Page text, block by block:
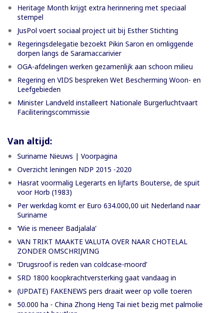
Heritage Month krijgt extra herinnering met speciaal
stempel
JusPol voert sociaal project uit bij Esther Stichting
Regeringsdelegatie bezoekt Pikin Saron en omliggende
dorpen langs de Saramaccarivier
OGA-afdelingen werken gezamenlijk aan schoon milieu
Regering en VIDS bespreken Wet Bescherming Woon- en
Leefgebieden
Minister Landveld installeert Nationale Burgerluchtvaart
Faciliteringscommissie
Van altijd:
Suriname Nieuws | Voorpagina
Overzicht leningen NDP 2015 -2020
Hasrat voormalig Legerarts en lijfarts Bouterse, de spuit
voor Horb (1983)
Per werkdag komt er Euro 634.000,00 uit Nederland naar
Suriname
‘Wie is meneer Badjalala’
VAN TRIKT MAAKTE VALUTA OVER NAAR CHOTELAL
ZONDER OMSCHRIJVING
’Drugsroof is reden van coldcase-moord’
SRD 1800 koopkrachtversterking gaat vandaag in
(UPDATE) FAKENEWS pers draait weer op volle toeren
50.000 ha - China Zhong Heng Tai niet bezig met palmolie